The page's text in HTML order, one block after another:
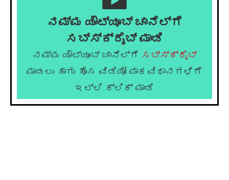
ನಮ್ಮ ಯೌಟ್ಯೂಬ್ ಚಾನೆಲ್ಗೆ
ಸಬ್ಸ್ಕ್ರೈಬ್ ಮಾಡಿ
ನಮ್ಮ ಯೌಟ್ಯೂಬ್ ಚಾನೆಲ್ಗೆ ಸಬ್ಸ್ಕ್ರೈಬ್
ಮಾಡಲು ಹಾಗು ಹೊಸ ವಿಡಿಯೋ ಪಾಕವಿಧಾನಗಳಿಗೆ
ಇಲ್ಲಿ ಕ್ಲಿಕ್ ಮಾಡಿ